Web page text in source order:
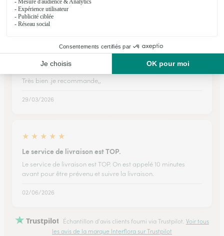
26/07/2026
★ ★ ★ ★ ★
Très bien .je recommande,,
Très bien .je recommande,,
29/03/2026
★ ★ ★ ★ ★
Le service de livraison est TOP.
Le service de livraison est TOP. On est appelé 10 minutes
avant pour être prévenu et suivre la livraison.
02/06/2026
Trustpilot Échantillon d'avis clients fourni via Trustpilot. Voir tous
les avis de la marque Interflora sur Trustpilot